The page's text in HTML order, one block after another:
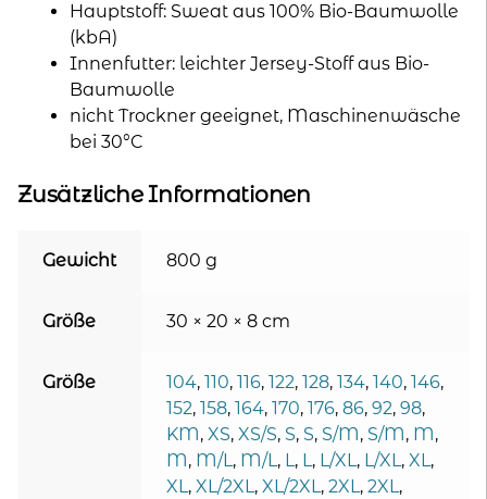
Hauptstoff: Sweat aus 100% Bio-Baumwolle
(kbA)
Innenfutter: leichter Jersey-Stoff aus Bio-
Baumwolle
nicht Trockner geeignet, Maschinenwäsche
bei 30°C
Zusätzliche Informationen
Gewicht 800 g
Größe 30 × 20 × 8 cm
Größe 104, 110, 116, 122, 128, 134, 140, 146,
152, 158, 164, 170, 176, 86, 92, 98,
KM, XS, XS/S, S, S, S/M, S/M, M,
M, M/L, M/L, L, L, L/XL, L/XL, XL,
XL, XL/2XL, XL/2XL, 2XL, 2XL,